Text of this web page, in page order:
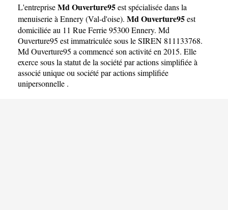
L'entrepriseMd Ouverture95estspécialisée dans la
menuiserie à Ennery(Val-d'oise). Md Ouverture95est
domiciliée au 11 Rue Ferrie 95300 Ennery. Md
Ouverture95 est immatriculée sous le SIREN 811133768.
Md Ouverture95 a commencé son activité en 2015. Elle
exerce sous la statut de la société par actions simplifiée à
associé unique ou société par actions simplifiée
unipersonnelle .